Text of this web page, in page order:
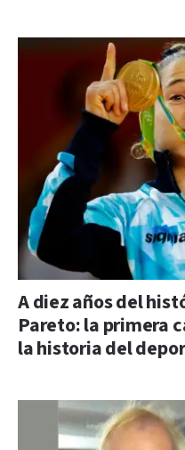
A diez años del
Pareto: la primera
la historia del